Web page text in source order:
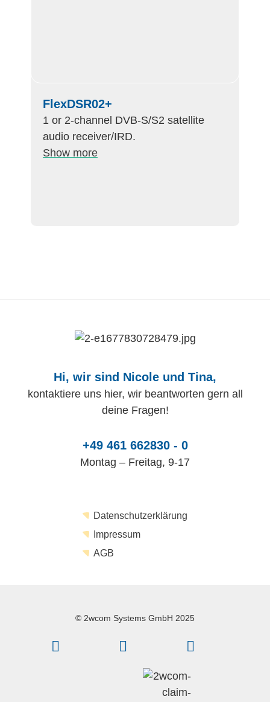
FlexDSR02+
1 or 2-channel DVB-S/S2 satellite
audio receiver/IRD.
Show more
Hi, wir sind Nicole und Tina,
kontaktiere uns hier, wir beantworten gern all
deine Fragen!
+49 461 662830 - 0
Montag – Freitag, 9-17
Datenschutzerklärung
Impressum
AGB
© 2wcom Systems GmbH 2025